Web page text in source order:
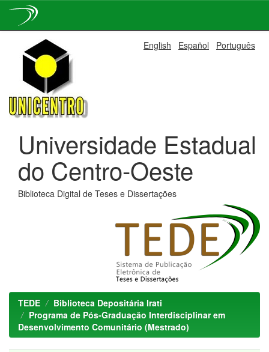
navigation
English Español Português
Universidade Estadual
do Centro-Oeste
Biblioteca Digital de Teses e Dissertações
TEDE
Biblioteca Depositária Irati
Programa de Pós-Graduação Interdisciplinar em
Desenvolvimento Comunitário (Mestrado)